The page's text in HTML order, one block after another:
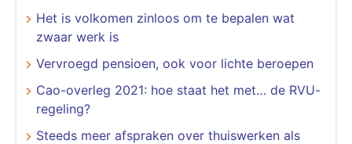
Het is volkomen zinloos om te bepalen wat
zwaar werk is
Vervroegd pensioen, ook voor lichte beroepen
Cao-overleg 2021: hoe staat het met… de RVU-
regeling?
Steeds meer afspraken over thuiswerken als